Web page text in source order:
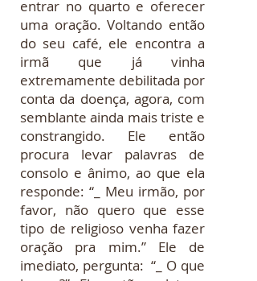
entrar no quarto e oferecer
uma oração. Voltando então
do seu café, ele encontra a
irmã que já vinha
extremamente debilitada por
conta da doença, agora, com
semblante ainda mais triste e
constrangido. Ele então
procura levar palavras de
consolo e ânimo, ao que ela
responde: “_ Meu irmão, por
favor, não quero que esse
tipo de religioso venha fazer
oração pra mim.” Ele de
imediato, pergunta: “_ O que